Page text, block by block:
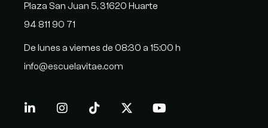
Plaza San Juan 5, 31620 Huarte
94 811 90 71
De lunes a viernes de 08:30 a 15:00 h
info@escuelavitae.com